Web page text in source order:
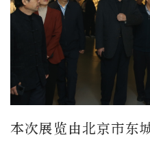
本次展览由北京市东